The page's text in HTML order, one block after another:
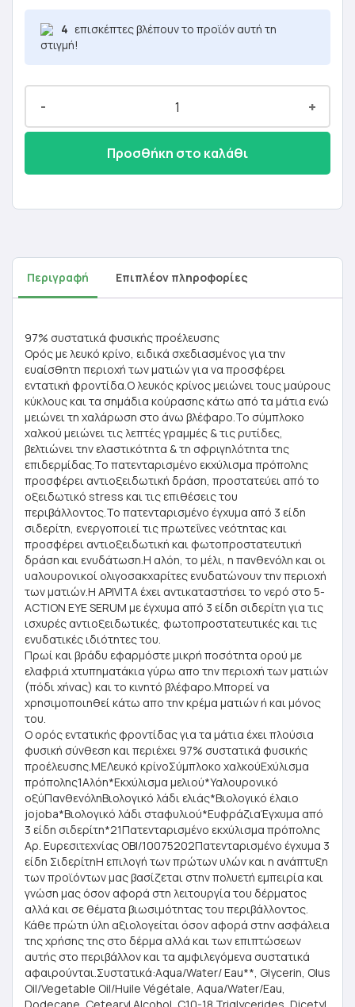
4 επισκέπτες βλέπουν το προϊόν αυτή τη
στιγμή!
- +
Προσθήκη στο καλάθι
Περιγραφή Επιπλέον πληροφορίες
97% συστατικά φυσικής προέλευσης
Ορός με λευκό κρίνο, ειδικά σχεδιασμένος για την
ευαίσθητη περιοχή των ματιών για να προσφέρει
εντατική φροντίδα.Ο λευκός κρίνος μειώνει τους μαύρους
κύκλους και τα σημάδια κούρασης κάτω από τα μάτια ενώ
μειώνει τη χαλάρωση στο άνω βλέφαρο.Το σύμπλοκο
χαλκού μειώνει τις λεπτές γραμμές & τις ρυτίδες,
βελτιώνει την ελαστικότητα & τη σφριγηλότητα της
επιδερμίδας.Το πατενταρισμένο εκχύλισμα πρόπολης
προσφέρει αντιοξειδωτική δράση, προστατεύει από το
οξειδωτικό stress και τις επιθέσεις του
περιβάλλοντος.Το πατενταρισμένο έγχυμα από 3 είδη
σιδερίτη, ενεργοποιεί τις πρωτεΐνες νεότητας και
προσφέρει αντιοξειδωτική και φωτοπροστατευτική
δράση και ενυδάτωση.Η αλόη, το μέλι, η πανθενόλη και οι
υαλουρονικοί ολιγοσακχαρίτες ενυδατώνουν την περιοχή
των ματιών.Η APIVITA έχει αντικαταστήσει το νερό στο 5-
ΑCTION EYE SERUM με έγχυμα από 3 είδη σιδερίτη για τις
ισχυρές αντιοξειδωτικές, φωτοπροστατευτικές και τις
ενυδατικές ιδιότητες του.
Πρωί και βράδυ εφαρμόστε μικρή ποσότητα ορού με
ελαφριά χτυπηματάκια γύρω απο την περιοχή των ματιών
(πόδι χήνας) και το κινητό βλέφαρο.Μπορεί να
χρησιμοποιηθεί κάτω απο την κρέμα ματιών ή και μόνος
του.
Ο ορός εντατικής φροντίδας για τα μάτια έχει πλούσια
φυσική σύνθεση και περιέχει 97% συστατικά φυσικής
προέλευσης.ΜΕΛευκό κρίνοΣύμπλοκο χαλκούΕχύλισμα
πρόπολης1Αλόη*Εκχύλισμα μελιού*Υαλουρονικό
οξύΠανθενόληΒιολογικό λάδι ελιάς*Βιολογικό έλαιο
jojoba*Bιολογικό λάδι σταφυλιού*ΕυφράζιαΈγχυμα από
3 είδη σιδερίτη*21Πατενταρισμένο εκχύλισμα πρόπολης
Αρ. Ευρεσιτεχνίας OBI/10075202Πατενταρισμένο έγχυμα 3
είδη ΣιδερίτηΗ επιλογή των πρώτων υλών και η ανάπτυξη
των προϊόντων μας βασίζεται στην πολυετή εμπειρία και
γνώση μας όσον αφορά στη λειτουργία του δέρματος
αλλά και σε θέματα βιωσιμότητας του περιβάλλοντος.
Κάθε πρώτη ύλη αξιολογείται όσον αφορά στην ασφάλεια
της χρήσης της στο δέρμα αλλά και των επιπτώσεων
αυτής στο περιβάλλον και τα αμφιλεγόμενα συστατικά
αφαιρούνται.Συστατικά:Aqua/Water/ Eau**, Glycerin, Olus
Oil/Vegetable Oil/Huile Végétale, Aqua/Water/Eau,